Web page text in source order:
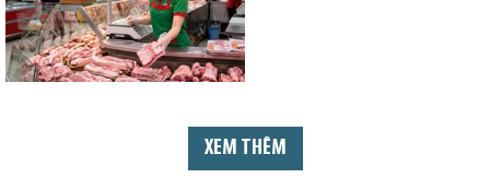
XEM THÊM